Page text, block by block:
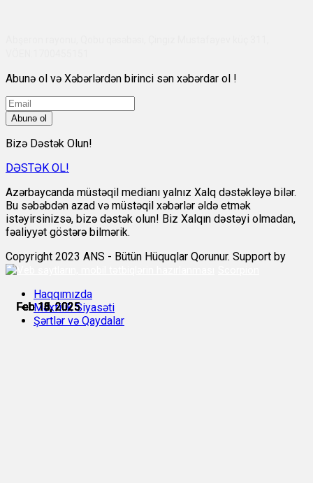
Feb 13, 2025
Feb 14, 2025
Feb 15, 2025
Feb 15, 2025
Feb 16, 2025
Feb 18, 2025
Abunə ol və Xəbərlərdən birinci sən xəbərdar ol !
Abunə ol
Bizə Dəstək Olun!
DƏSTƏK OL!
Azərbaycanda müstəqil medianı yalnız Xalq dəstəkləyə bilər.
Bu səbəbdən azad və müstəqil xəbərlər əldə etmək
istəyirsinizsə, bizə dəstək olun! Biz Xalqın dəstəyi olmadan,
fəaliyyət göstərə bilmərik.
Copyright 2023 ANS - Bütün Hüquqlar Qorunur. Support by
Haqqımızda
Məxfilik Siyasəti
Şərtlər və Qaydalar